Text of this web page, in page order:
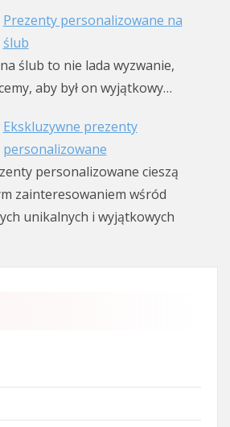
Prezenty personalizowane na
ślub
ślub to nie lada wyzwanie,
aby był on wyjątkowy…
Ekskluzywne prezenty
personalizowane
personalizowane cieszą
zainteresowaniem wśród
unikalnych i wyjątkowych